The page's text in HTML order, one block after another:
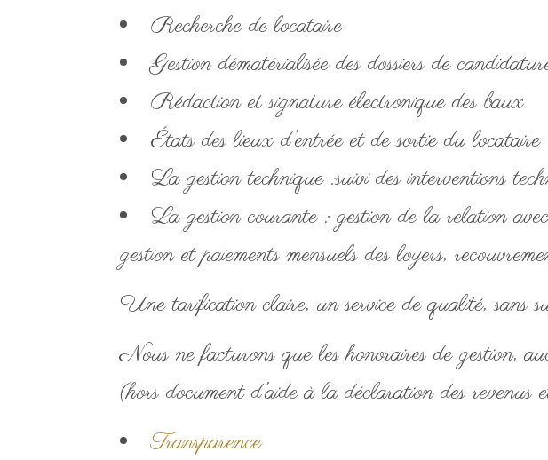
Recherche de locataire
Gestion dématérialisée des dossiers de
Rédaction et signature électronique des baux
États des lieux d’entrée et de sortie du locataire
La gestion technique :suivi des interventions
La gestion courante : gestion de la relation
gestion et paiements mensuels des loyers,
Une tarification claire, un service de qualité, sans
Nous ne facturons que les honoraires de gestion,
(hors document d’aide à la déclaration des revenus
Transparence